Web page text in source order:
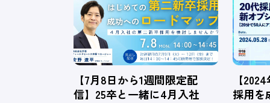
【7月8日から1週間限定配
信】25卒と一緒に4月入社
【
採用を